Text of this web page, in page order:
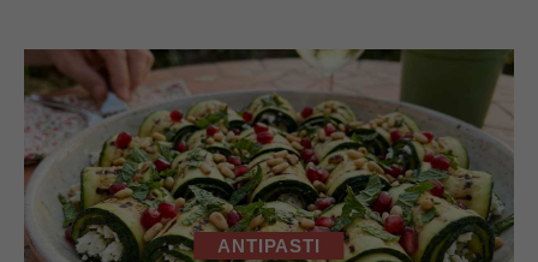
ANTIPASTI